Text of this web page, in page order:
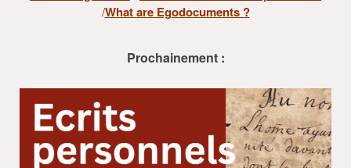
/What are Egodocuments ?
Prochainement :